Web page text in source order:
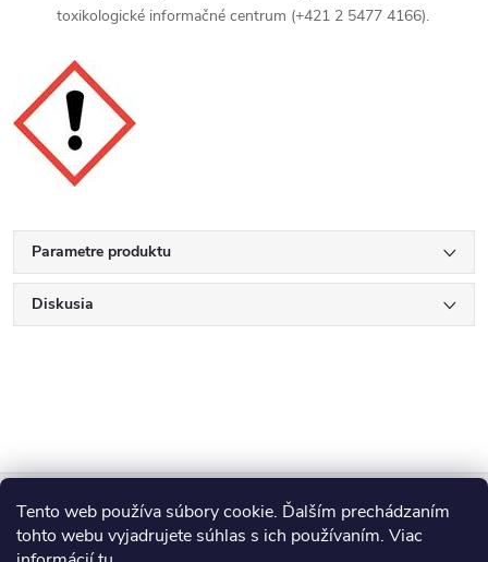
Tento web používa súbory cookie. Ďalším prechádzaním
tohto webu vyjadrujete súhlas s ich používaním. Viac
toxikologické informačné centrum (+421 2 5477 4166).
Parametre produktu
Diskusia
ZBlog